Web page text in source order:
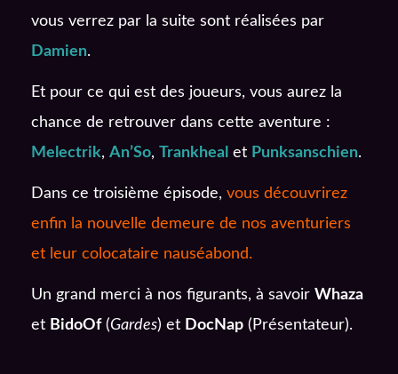
vous verrez par la suite sont réalisées par
Damien.
Et pour ce qui est des joueurs, vous aurez la
chance de retrouver dans cette aventure :
Melectrik, An’So, Trankheal et Punksanschien.
Dans ce troisième épisode, vous découvrirez
enfin la nouvelle demeure de nos aventuriers
et leur colocataire nauséabond.
Un grand merci à nos figurants, à savoir Whaza
et BidoOf(Gardes) et DocNap (Présentateur).